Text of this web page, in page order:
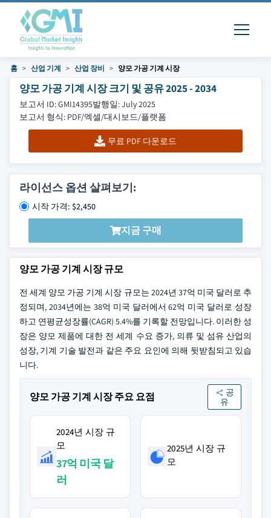
홈 산업 기계 산업 장비 양모 가공 기계 시장
양모 가공 기계 시장 크기 및 공유 2025 - 2034
보고서 ID: GMI14395발행일: July 2025
보고서 형식: PDF/엑셀/대시보드/플랫폼
무료 PDF 다운로드
라이선스 옵션 살펴보기:
시작 가격: $2,450
지금 구매
양모 가공 기계 시장 규모
전 세계 양모 가공 기계 시장 규모는 2024년 37억 미국 달러로 추
정되며, 2034년에는 38억 미국 달러에서 62억 미국 달러로 성장
하고 연평균성장률(CAGR) 5.4%를 기록할 전망입니다. 이러한 성
장은 양모 제품에 대한 전 세계 수요 증가, 의류 및 섬유 산업의
성장, 기계 기술 발전과 같은 주요 요인에 의해 뒷받침되고 있습
니다.
양모 가공 기계 시장 주요 요점
공
유
2024년 시장 규
모
37억 미국 달
러
2025년 시장 규
모